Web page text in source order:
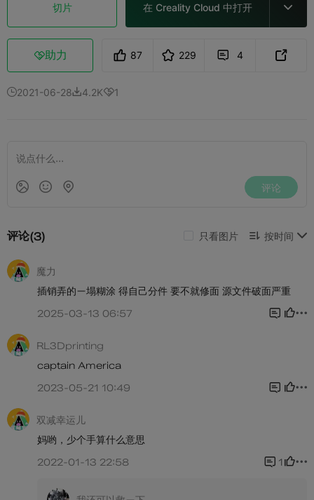
切片 在 Creality Cloud 中打开 
助力 87 229  4 
2021-06-284.2K1